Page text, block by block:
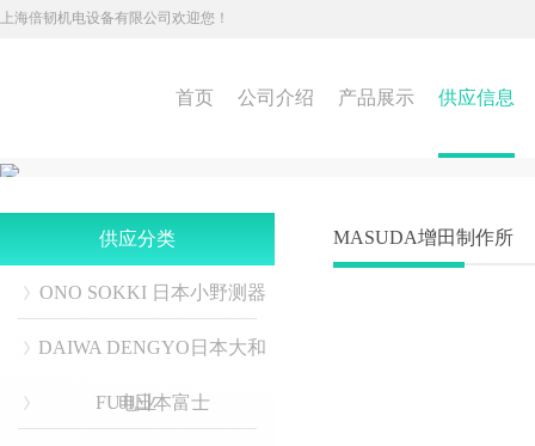
上海倍韧机电设备有限公司欢迎您！
首页 公司介绍 产品展示 供应信息
供应分类
ONO SOKKI 日本小野测器
DAIWA DENGYO日本大和
电业
FUJI日本富士
MASUDA增田制作所